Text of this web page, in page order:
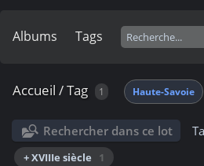
Albums Tags
Accueil /Tag 1 Haute-Savoie
Rechercher dans ce lot
+ XVIIIe siècle
1